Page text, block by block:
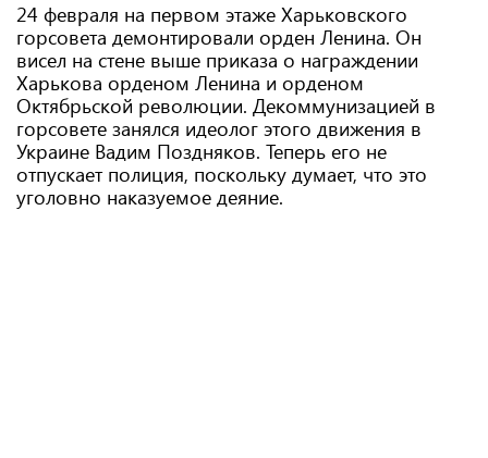
24 февраля на первом этаже Харьковского
горсовета демонтировали орден Ленина. Он
висел на стене выше приказа о награждении
Харькова орденом Ленина и орденом
Октябрьской революции. Декоммунизацией в
горсовете занялся идеолог этого движения в
Украине Вадим Поздняков. Теперь его не
отпускает полиция, поскольку думает, что это
уголовно наказуемое деяние.